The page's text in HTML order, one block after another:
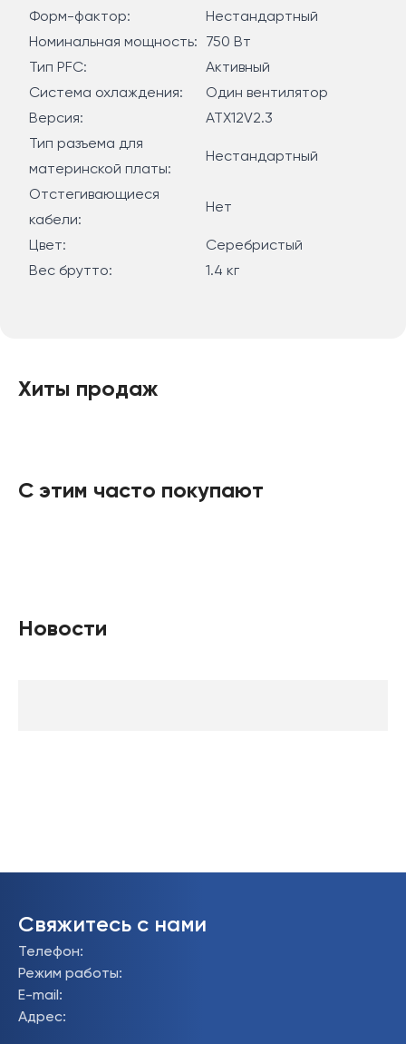
Форм-фактор:
Нестандартный
Номинальная мощность:
750 Вт
Тип PFC:
Активный
Система охлаждения:
Один вентилятор
Версия:
ATX12V2.3
Тип разъема для
материнской платы:
Нестандартный
Отстегивающиеся
кабели:
Нет
Цвет:
Серебристый
Вес брутто:
1.4 кг
Хиты продаж
С этим часто покупают
Новости
Свяжитесь с нами
Телефон:
Режим работы:
E-mail :
Адрес: